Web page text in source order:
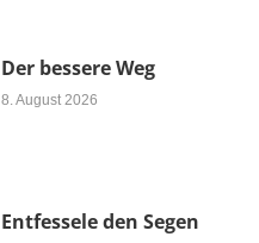
Der bessere Weg
8. August 2026
Entfessele den Segen